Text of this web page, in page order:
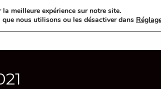
meilleure expérience sur notre site.
nous utilisons ou les désactiver dans